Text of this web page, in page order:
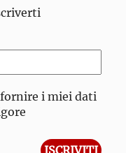
i miei dati